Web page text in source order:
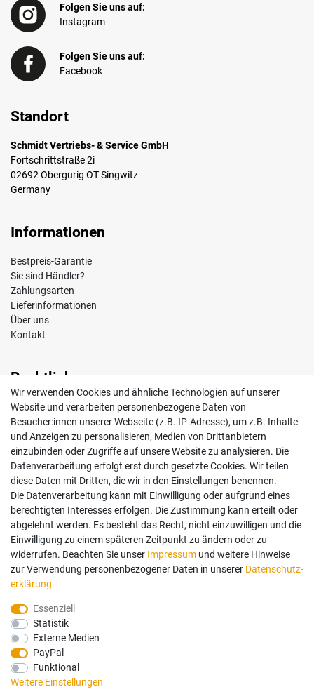
Folgen Sie uns auf:
Instagram
Folgen Sie uns auf:
Facebook
Standort
Schmidt Vertriebs- & Service GmbH
Fortschrittstraße 2i
02692 Obergurig OT Singwitz
Germany
Informationen
Bestpreis-Garantie
Sie sind Händler?
Zahlungsarten
Lieferinformationen
Über uns
Kontakt
Rechtliches
Impressum
AGB
Widerrufsrecht
Datenschutz
Vertrag widerrufen
Mein Konto
Anmelden
Registrieren
Bezahlung und Versand
Wir bieten Ihnen viele Möglichkeiten einer sicheren Bezahlung.
Wir verwenden Cookies und ähnliche Technologien auf unserer
Website und verarbeiten personenbezogene Daten von
Besucher:innen unserer Webseite (z.B. IP-Adresse), um z.B. Inhalte
und Anzeigen zu personalisieren, Medien von Drittanbietern
einzubinden oder Zugriffe auf unsere Website zu analysieren. Die
Datenverarbeitung erfolgt erst durch gesetzte Cookies. Wir teilen
diese Daten mit Dritten, die wir in den Einstellungen benennen.
Die Datenverarbeitung kann mit Einwilligung oder aufgrund eines
berechtigten Interesses erfolgen. Die Zustimmung kann erteilt oder
abgelehnt werden. Es besteht das Recht, nicht einzuwilligen und die
Einwilligung zu einem späteren Zeitpunkt zu ändern oder zu
widerrufen. Beachten Sie unser Impressum und weitere Hinweise
zur Verwendung personenbezogener Daten in unserer Daten­schutz­
erklärung.
Essenziell
Statistik
Externe Medien
PayPal
Funktional
Weitere Einstellungen